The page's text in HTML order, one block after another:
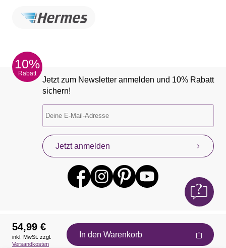
10%
Rabatt
Jetzt zum Newsletter anmelden und 10% Rabatt
sichern!
Jetzt anmelden
Auszeichnungen
54,99 €
inkl. MwSt. zzgl.
Versandkosten
In den Warenkorb